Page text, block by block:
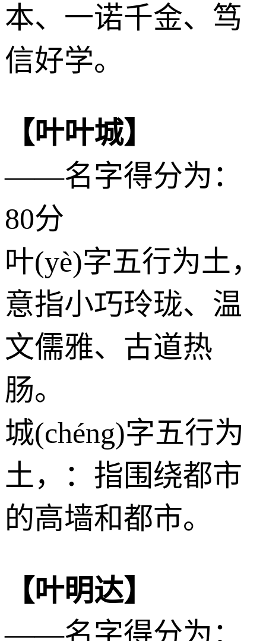
本、一诺千金、笃
信好学。
【叶叶城】
——名字得分为：
80分
叶(yè)字五行为土，
意指小巧玲珑、温
文儒雅、古道热
肠。
城(chéng)字五行为
土，：指围绕都市
的高墙和都市。
【叶明达】
——名字得分为：